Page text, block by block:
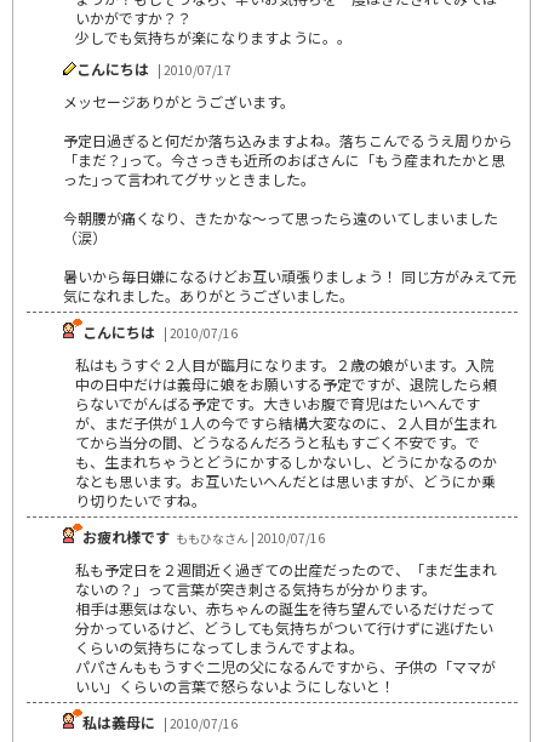
いかがですか？？
少しでも気持ちが楽になりますように。。
こんにちは | 2010/07/17
メッセージありがとうございます。
予定日過ぎると何だか落ち込みますよね。落ちこんでるうえ周りから
「まだ？｣って。今さっきも近所のおばさんに「もう産まれたかと思
った｣って言われてグサッときました。
今朝腰が痛くなり、きたかな～って思ったら遠のいてしまいました
（涙）
暑いから毎日嫌になるけどお互い頑張りましょう！ 同じ方がみえて元
気になれました。ありがとうございました。
こんにちは | 2010/07/16
私はもうすぐ２人目が臨月になります。２歳の娘がいます。入院
中の日中だけは義母に娘をお願いする予定ですが、退院したら頼
らないでがんばる予定です。大きいお腹で育児はたいへんです
が、まだ子供が１人の今ですら結構大変なのに、２人目が生まれ
てから当分の間、どうなるんだろうと私もすごく不安です。で
も、生まれちゃうとどうにかするしかないし、どうにかなるのか
なとも思います。お互いたいへんだとは思いますが、どうにか乗
り切りたいですね。
お疲れ様です ももひなさん | 2010/07/16
私も予定日を２週間近く過ぎての出産だったので、「まだ生まれ
ないの？」って言葉が突き刺さる気持ちが分かります。
相手は悪気はない、赤ちゃんの誕生を待ち望んでいるだけだって
分かっているけど、どうしても気持ちがついて行けずに逃げたい
くらいの気持ちになってしまうんですよね。
パパさんももうすぐ二児の父になるんですから、子供の「ママが
いい」くらいの言葉で怒らないようにしないと！
私は義母に | 2010/07/16